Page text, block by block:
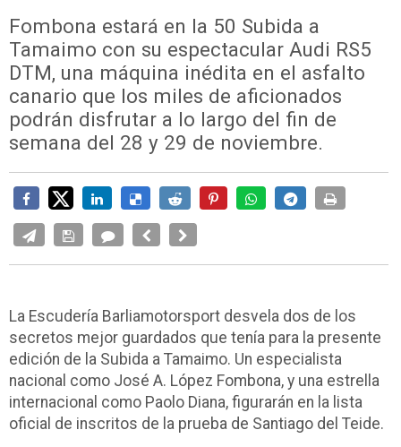
Fombona estará en la 50 Subida a
Tamaimo con su espectacular Audi RS5
DTM, una máquina inédita en el asfalto
canario que los miles de aficionados
podrán disfrutar a lo largo del fin de
semana del 28 y 29 de noviembre.
La Escudería Barliamotorsport desvela dos de los
secretos mejor guardados que tenía para la presente
edición de la Subida a Tamaimo. Un especialista
nacional como José A. López Fombona, y una estrella
internacional como Paolo Diana, figurarán en la lista
oficial de inscritos de la prueba de Santiago del Teide.